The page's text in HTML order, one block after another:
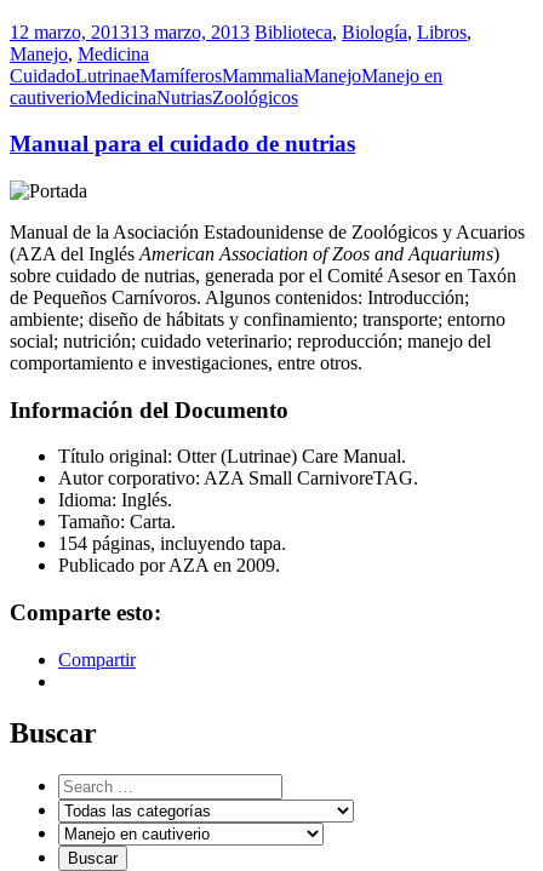
12 marzo, 201313 marzo, 2013 Biblioteca, Biología, Libros,
Manejo, Medicina
CuidadoLutrinaeMamíferosMammaliaManejoManejo en
cautiverioMedicinaNutriasZoológicos
Manual para el cuidado de nutrias
Manual de la Asociación Estadounidense de Zoológicos y Acuarios
(AZA del Inglés American Association of Zoos and Aquariums)
sobre cuidado de nutrias, generada por el Comité Asesor en Taxón
de Pequeños Carnívoros. Algunos contenidos: Introducción;
ambiente; diseño de hábitats y confinamiento; transporte; entorno
social; nutrición; cuidado veterinario; reproducción; manejo del
comportamiento e investigaciones, entre otros.
Información del Documento
Título original: Otter (Lutrinae) Care Manual.
Autor corporativo: AZA Small CarnivoreTAG.
Idioma: Inglés.
Tamaño: Carta.
154 páginas, incluyendo tapa.
Publicado por AZA en 2009.
Comparte esto:
Compartir
Buscar